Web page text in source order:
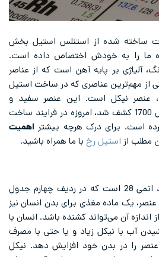
ساخته شده از استنلس استیل بخش
ما را به خودش اختصاص داده است.
آلیاژی بر پایه آهن است که از عناصر
از مهم‌ترین عناصری که در ساخت استیل
عنصر نیکل است. این عنصر سفید و
درخشان که اولین ‌بار در سال 1700 کشف شد، امروزه در فرایند ساخت
است. برای درک هرچه بیشتر اهمیت
مطلب از استیل رخ با ما همراه باشید.
نیکل یک فلز واسطه با عدد اتمی 28 است که در ردیف چهارم جدول
عنصر، یک ماده مغذی برای بدن انسان نیز
اندازه آن می‌تواند کشنده باشد. انسان با
آب با نیکل زیاد و یا حتی با مصرف
عنصر را در بدن خود افزایش دهد. نیکل